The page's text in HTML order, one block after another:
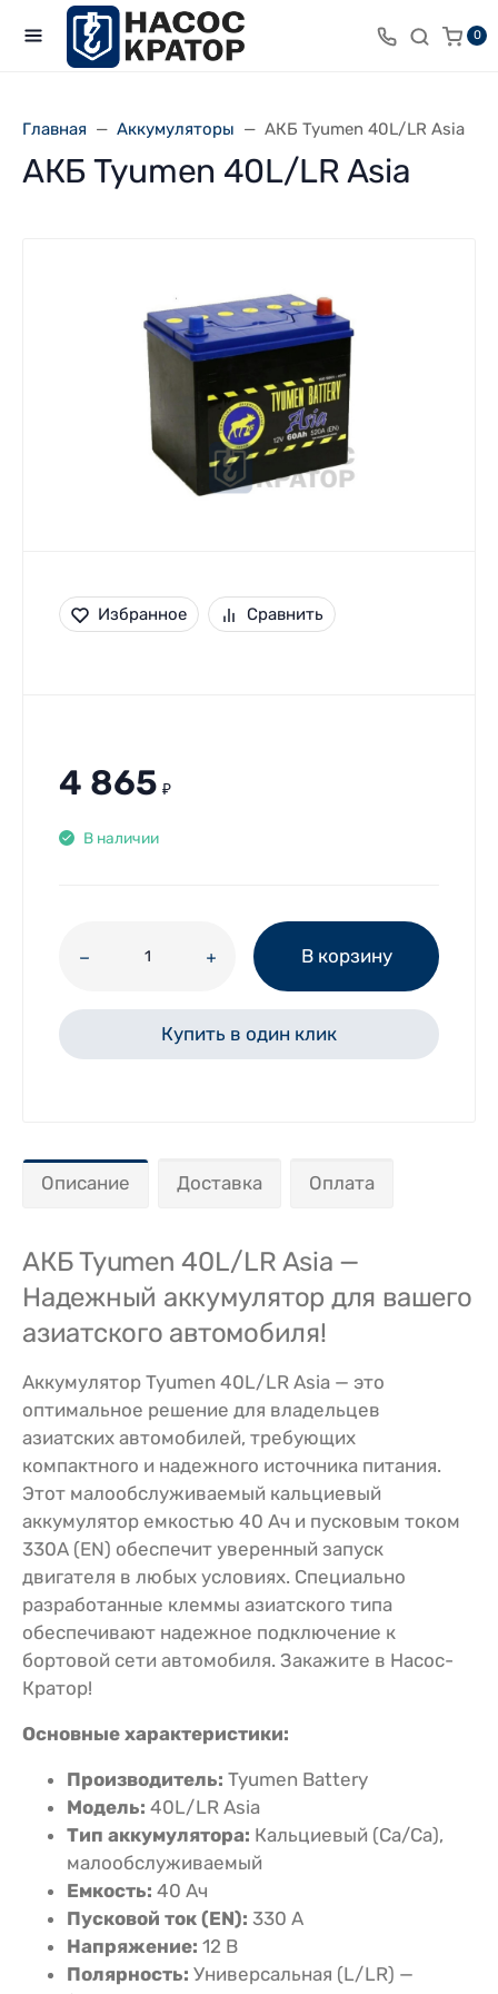
0
Главная Аккумуляторы АКБ Tyumen 40L/LR Asia
АКБ Tyumen 40L/LR Asia
Избранное Сравнить
4 865 ₽
В наличии
В корзину
Купить в один клик
Описание Доставка Оплата
АКБ Tyumen 40L/LR Asia —
Надежный аккумулятор для вашего
азиатского автомобиля!
Аккумулятор Tyumen 40L/LR Asia — это
оптимальное решение для владельцев
азиатских автомобилей, требующих
компактного и надежного источника питания.
Этот малообслуживаемый кальциевый
аккумулятор емкостью 40 Ач и пусковым током
330A (EN) обеспечит уверенный запуск
двигателя в любых условиях. Специально
разработанные клеммы азиатского типа
обеспечивают надежное подключение к
бортовой сети автомобиля. Закажите в Насос-
Кратор!
Основные характеристики:
Производитель: Tyumen Battery
Модель: 40L/LR Asia
Тип аккумулятора: Кальциевый (Ca/Ca),
малообслуживаемый
Емкость: 40 Ач
Пусковой ток (EN): 330 А
Напряжение: 12 В
Полярность: Универсальная (L/LR) —